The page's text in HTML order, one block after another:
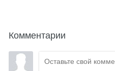
Комментарии